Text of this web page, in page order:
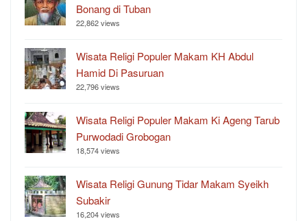
Bonang di Tuban
22,862 views
Wisata Religi Populer Makam KH Abdul
Hamid Di Pasuruan
22,796 views
Wisata Religi Populer Makam Ki Ageng Tarub
Purwodadi Grobogan
18,574 views
Wisata Religi Gunung Tidar Makam Syeikh
Subakir
16,204 views